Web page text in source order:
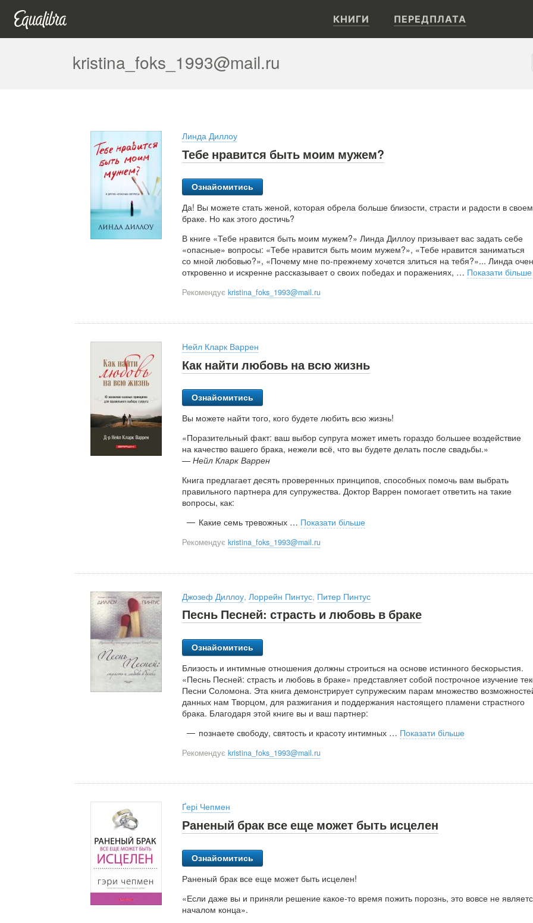
КНИГИ ПЕРЕДПЛАТА
kristina_foks_1993@mail.ru
Линда Диллоу
Тебе нравится быть моим мужем?
Ознайомитись
Да! Вы можете стать женой, которая обрела больше близости, страсти и радости в своем
браке. Но как этого достичь?
В книге «Тебе нравится быть моим мужем?» Линда Диллоу призывает вас задать себе
«опасные» вопросы: «Тебе нравится быть моим мужем?», «Тебе нравится заниматься
со мной любовью?», «Почему мне по-прежнему хочется злиться на тебя?»... Линда
откровенно и искренне рассказывает о своих победах и поражениях, … Показати більше
Рекомендує kristina_foks_1993@mail.ru
Нейл Кларк Варрен
Как найти любовь на всю жизнь
Ознайомитись
Вы можете найти того, кого будете любить всю жизнь!
«Поразительный факт: ваш выбор супруга может иметь гораздо большее воздействие
на качество вашего брака, нежели всё, что вы будете делать после свадьбы.»
— Нейл Кларк Варрен
Книга предлагает десять проверенных принципов, способных помочь вам выбрать
правильного партнера для супружества. Доктор Варрен помогает ответить на такие
вопросы, как:
Какие семь тревожных … Показати більше
Рекомендує kristina_foks_1993@mail.ru
Джозеф Диллоу, Лоррейн Пинтус, Питер Пинтус
Песнь Песней: страсть и любовь в браке
Ознайомитись
Близость и интимные отношения должны строиться на основе истинного бескорыстия.
«Песнь Песней: страсть и любовь в браке» представляет собой построчное изучение
Песни Соломона. Эта книга демонстрирует супружеским парам множество
данных нам Творцом, для разжигания и поддержания настоящего пламени страстного
брака. Благодаря этой книге вы и ваш партнер:
познаете свободу, святость и красоту интимных … Показати більше
Рекомендує kristina_foks_1993@mail.ru
Ґері Чепмен
Раненый брак все еще может быть исцелен
Ознайомитись
Раненый брак все еще может быть исцелен!
«Если даже вы и приняли решение какое-то время пожить порознь, это вовсе не
началом конца».